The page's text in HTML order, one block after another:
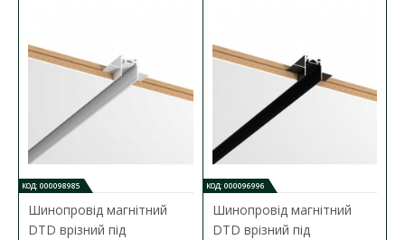
КОД: 000098985
Шинопровід магнітний
DTD врізний під
КОД: 000096996
Шинопровід магнітний
DTD врізний під